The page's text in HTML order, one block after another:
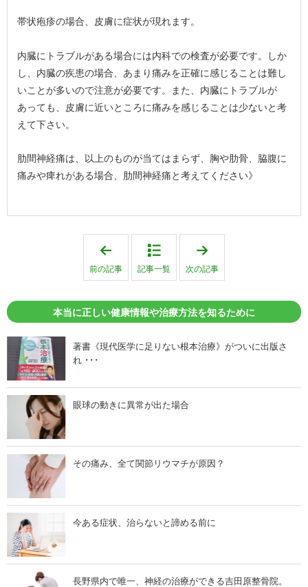
帯状疱疹の場合、皮膚に症状が現れます。
内臓にトラブルがある場合には内科での検査が必要です。しか
し、内臓の疾患の場合、あまり痛みを正確に感じることは難し
いことが多いので注意が必要です。また、内臓にトラブルが
あっても、皮膚に近いところに痛みを感じることは少ないと考
えて下さい。
肋間神経痛は、以上のものが当てはまらず、胸や肋骨、脇腹に
痛みや痺れがある場合、肋間神経痛と考えてください》
指
の
し
び
や
痛
を
る
は
前の記事 記事一覧
痛
の
原
因
判
断
次の記事
本当に正しい健康情報や治療方法を知るために
著書《現代医学に足りない根本治療》がついに出版さ
れ ･･･
眼球の動きに異常が出た場合
その痛み、全て関節リウマチが原因？
今ある症状、治らないと諦める前に
長野県内で唯一、神経の治療ができる吉田原整骨院。